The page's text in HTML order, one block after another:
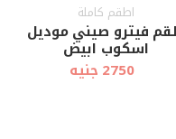
اطقم كاملة
فيترو صيني موديل
اسكوب ابيض
2750 جنيه